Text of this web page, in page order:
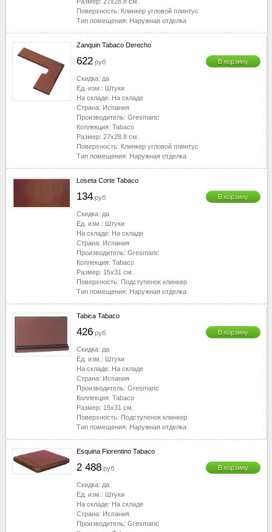
Поверхность: Клинкер угловой плинтус
Тип помещения: Наружная отделка
Zanquin Tabaco Derecho
622 руб В корзину
Скидка: да
Ед. изм.: Штуки
На складе: На складе
Страна: Испания
Производитель: Gresmanc
Коллекция: Tabaco
Размер: 27x28.8 см.
Поверхность: Клинкер угловой плинтус
Тип помещения: Наружная отделка
Loseta Corte Tabaco
134 руб В корзину
Скидка: да
Ед. изм.: Штуки
На складе: На складе
Страна: Испания
Производитель: Gresmanc
Коллекция: Tabaco
Размер: 15x31 см.
Поверхность: Подступенок клинкер
Тип помещения: Наружная отделка
Tabica Tabaco
426 руб В корзину
Скидка: да
Ед. изм.: Штуки
На складе: На складе
Страна: Испания
Производитель: Gresmanc
Коллекция: Tabaco
Размер: 15x31 см.
Поверхность: Подступенок клинкер
Тип помещения: Наружная отделка
Esquina Fiorentino Tabaco
2 488 руб В корзину
Скидка: да
Ед. изм.: Штуки
На складе: На складе
Страна: Испания
Производитель: Gresmanc